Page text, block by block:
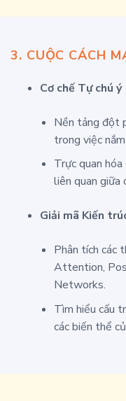
3. CUỘC CÁCH
Cơ chế Tự chú
Nền tảng đột
trong việc
Trực quan
liên quan giữa
Giải mã Kiến
Phân tích các
Attention,
Networks.
Tìm hiểu cấu
các biến thể